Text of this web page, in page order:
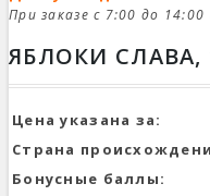
При заказе с 7:00 до
ЯБЛОКИ СЛАВА,
Цена указана за:
Страна
Бонусные баллы: